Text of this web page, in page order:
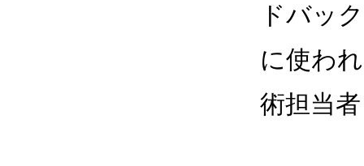
ドバッ
に使わ
術担当